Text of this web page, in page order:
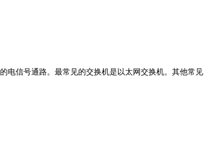
电信号通路。最常见的交换机是以太网交换机。其他常见